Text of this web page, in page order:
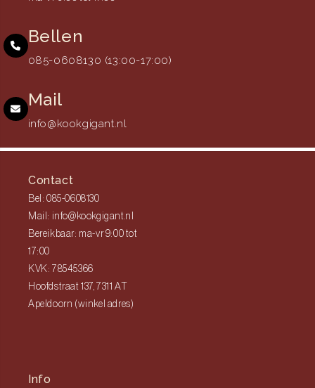
Bellen
085-0608130 (13:00-17:00)
Mail
info@kookgigant.nl
Contact
Bel: 085-0608130
Mail: info@kookgigant.nl
Bereikbaar: ma-vr 9:00 tot
17:00
KVK: 78545366
Hoofdstraat 137, 7311 AT
Apeldoorn (winkel adres)
Info